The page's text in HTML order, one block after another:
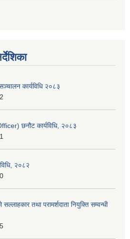
कार्यविधि २०८३
छनौट कार्यविधि, २०८३
२०८२
सल्लाहकार तथा परामर्शदाता नियुक्ति सम्वन्धी